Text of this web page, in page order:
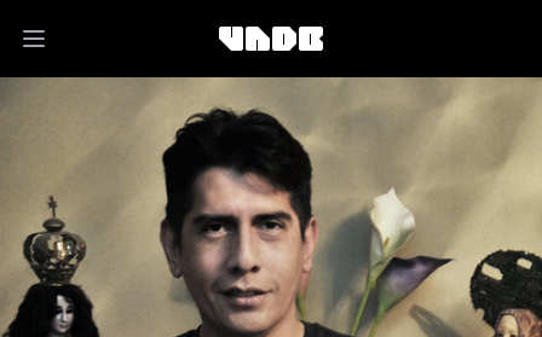
Open main menu